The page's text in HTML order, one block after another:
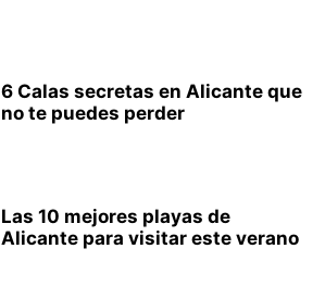
6 Calas secretas en Alicante que
no te puedes perder
Las 10 mejores playas de
Alicante para visitar este verano